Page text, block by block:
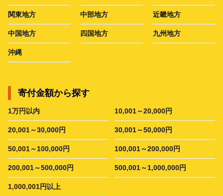
関東地方 中部地方 近畿地方
中国地方 四国地方 九州地方
沖縄
寄付金額から探す
1万円以内 10,001～20,000円
20,001～30,000円 30,001～50,000円
50,001～100,000円 100,001～200,000円
200,001～500,000円 500,001～1,000,000円
1,000,001円以上